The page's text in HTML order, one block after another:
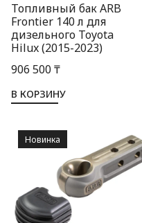
Топливный бак ARB
Frontier 140 л для
дизельного Toyota
Hilux (2015-2023)
906 500 ₸
В КОРЗИНУ
Новинка